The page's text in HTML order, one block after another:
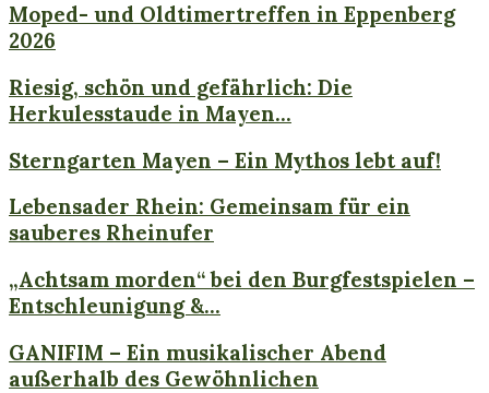
Moped- und Oldtimertreffen in Eppenberg
2026
Riesig, schön und gefährlich: Die
Herkulesstaude in Mayen...
Sterngarten Mayen – Ein Mythos lebt auf!
Lebensader Rhein: Gemeinsam für ein
sauberes Rheinufer
„Achtsam morden“ bei den Burgfestspielen –
Entschleunigung &...
GANIFIM – Ein musikalischer Abend
außerhalb des Gewöhnlichen